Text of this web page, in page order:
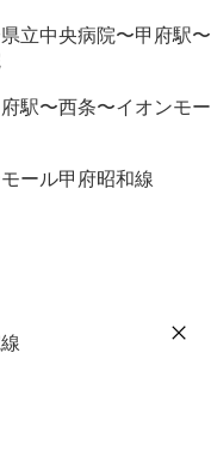
立中央病院〜甲府駅
駅〜西条〜イオンモー
ール甲府昭和線